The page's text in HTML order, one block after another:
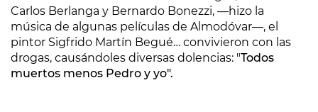
Carlos Berlanga y Bernardo Bonezzi, —hizo la
música de algunas películas de Almodóvar—, el
pintor Sigfrido Martín Begué… convivieron con las
drogas, causándoles diversas dolencias: "Todos
muertos menos Pedro y yo".